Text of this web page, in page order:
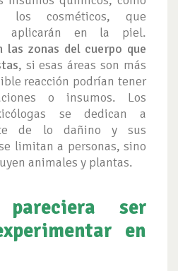
cosméticos, que
aplicarán en la piel.
las zonas del cuerpo que
, si esas áreas son más
reacción podrían tener
o insumos. Los
se dedican a
de lo dañino y sus
limitan a personas, sino
animales y plantas.
ser
en